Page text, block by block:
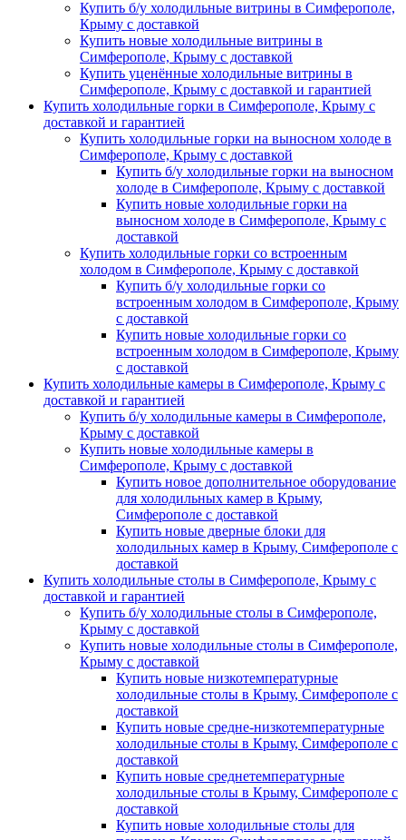
Купить б/у холодильные витрины в Симферополе,
Крыму с доставкой
Купить новые холодильные витрины в
Симферополе, Крыму с доставкой
Купить уценённые холодильные витрины в
Симферополе, Крыму с доставкой и гарантией
Купить холодильные горки в Симферополе, Крыму с
доставкой и гарантией
Купить холодильные горки на выносном холоде в
Симферополе, Крыму с доставкой
Купить б/у холодильные горки на выносном
холоде в Симферополе, Крыму с доставкой
Купить новые холодильные горки на
выносном холоде в Симферополе, Крыму с
доставкой
Купить холодильные горки со встроенным
холодом в Симферополе, Крыму с доставкой
Купить б/у холодильные горки со
встроенным холодом в Симферополе, Крыму
с доставкой
Купить новые холодильные горки со
встроенным холодом в Симферополе, Крыму
с доставкой
Купить холодильные камеры в Симферополе, Крыму с
доставкой и гарантией
Купить б/у холодильные камеры в Симферополе,
Крыму с доставкой
Купить новые холодильные камеры в
Симферополе, Крыму с доставкой
Купить новое дополнительное оборудование
для холодильных камер в Крыму,
Симферополе с доставкой
Купить новые дверные блоки для
холодильных камер в Крыму, Симферополе с
доставкой
Купить холодильные столы в Симферополе, Крыму с
доставкой и гарантией
Купить б/у холодильные столы в Симферополе,
Крыму с доставкой
Купить новые холодильные столы в Симферополе,
Крыму с доставкой
Купить новые низкотемпературные
холодильные столы в Крыму, Симферополе с
доставкой
Купить новые средне-низкотемпературные
холодильные столы в Крыму, Симферополе с
доставкой
Купить новые среднетемпературные
холодильные столы в Крыму, Симферополе с
доставкой
Купить новые холодильные столы для